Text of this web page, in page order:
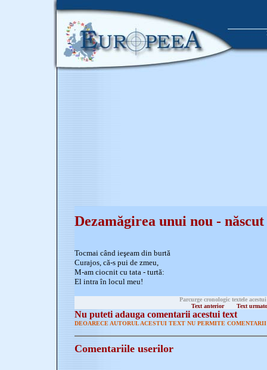
Dezamăgirea unui nou - născut
Tocmai când ieşeam din burtă
Curajos, că-s pui de zmeu,
M-am ciocnit cu tata - turtă:
El intra în locul meu!
Parcurge cronologic textele
Text anterior
Text
Nu puteti adauga comentarii acestui text
DEOARECE AUTORUL ACESTUI TEXT NU PERMITE
Comentariile userilor